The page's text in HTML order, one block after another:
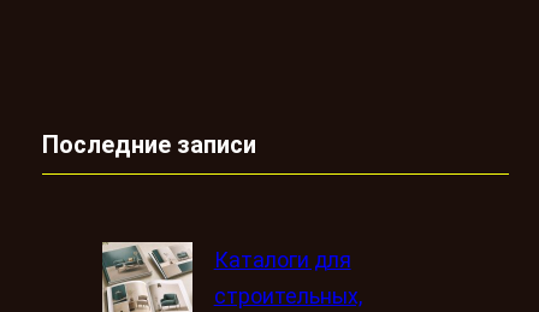
Последние записи
Каталоги для
строительных,